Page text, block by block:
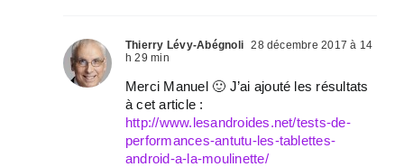
Thierry Lévy-Abégnoli 28 décembre 2017 à 14
h 29 min
Merci Manuel 🙂 J’ai ajouté les résultats
à cet article :
http://www.lesandroides.net/tests-de-
performances-antutu-les-tablettes-
android-a-la-moulinette/